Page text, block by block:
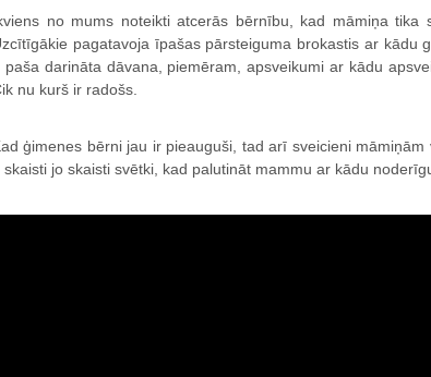
no mums noteikti atcerās bērnību, kad māmiņa tika
pagatavoja īpašas pārsteiguma brokastis ar kādu
paša darināta dāvana, piemēram, apsveikumi ar kādu
nu kurš ir radošs.
ģimenes bērni jau ir pieauguši, tad arī sveicieni
skaisti jo skaisti svētki, kad palutināt mammu ar kādu